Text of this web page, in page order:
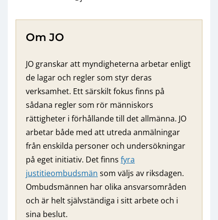
Om JO
JO granskar att myndigheterna arbetar enligt
de lagar och regler som styr deras
verksamhet. Ett särskilt fokus finns på
sådana regler som rör människors
rättigheter i förhållande till det allmänna. JO
arbetar både med att utreda anmälningar
från enskilda personer och undersökningar
på eget initiativ. Det finns fyra
justitieombudsmän som väljs av riksdagen.
Ombudsmännen har olika ansvarsområden
och är helt självständiga i sitt arbete och i
sina beslut.